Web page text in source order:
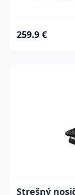
259.9 €
Strešný